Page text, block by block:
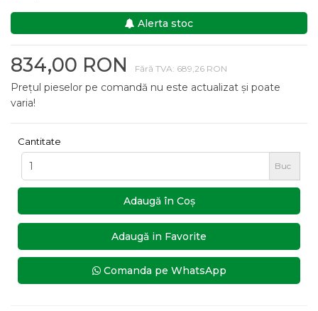
Alerta stoc
834,00 RON Fără TVA: 689,26 RON
Prețul pieselor pe comandă nu este actualizat și poate
varia!
Cantitate
Buc
Adaugă în Coş
Adaugă in Favorite
Comanda pe WhatsApp